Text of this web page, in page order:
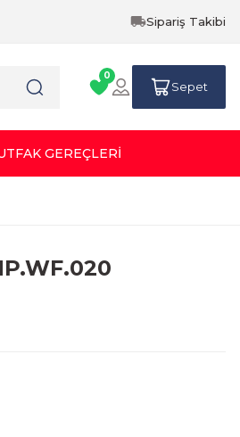
Sipariş Takibi
0
Sepet
GEREÇLERİ